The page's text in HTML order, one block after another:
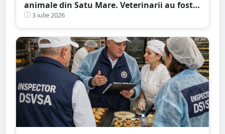
animale din Satu Mare. Veterinarii au fost
în control
3 iulie 2026